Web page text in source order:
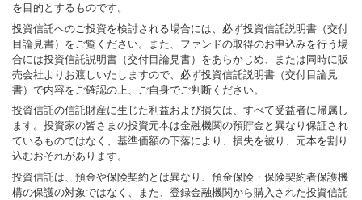
を目的とするものです。
投資信託へのご投資を検討される場合には、必ず投資信託説明書（交付
目論見書）をご覧ください。また、ファンドの取得のお申込みを行う場
合には投資信託説明書（交付目論見書）をあらかじめ、または同時に販
売会社よりお渡しいたしますので、必ず投資信託説明書（交付目論見
書）で内容をご確認の上、ご自身でご判断ください。
投資信託の信託財産に生じた利益および損失は、すべて受益者に帰属し
ます。投資家の皆さまの投資元本は金融機関の預貯金と異なり保証され
ているものではなく、基準価額の下落により、損失を被り、元本を割り
込むおそれがあります。
投資信託は、預金や保険契約とは異なり、預金保険・保険契約者保護機
構の保護の対象ではなく、また、登録金融機関から購入された投資信託